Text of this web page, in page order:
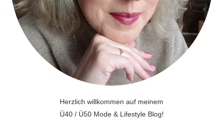
Herzlich willkommen auf meinem
Ü40 / Ü50 Mode & Lifestyle Blog!